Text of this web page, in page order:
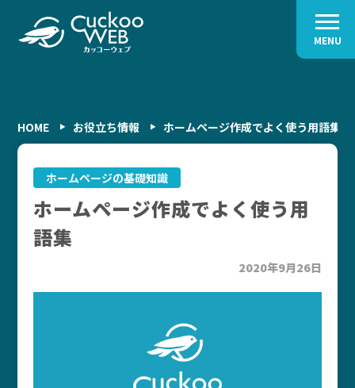
MENU
HOME お役立ち情報 ホームページ作成でよく使う用語集
ホームページの基礎知識
ホームページ作成でよく使う用
語集
2020年9月26日